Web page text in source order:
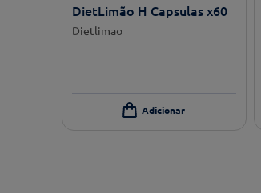
DietLimão H Capsulas x60
Dietlimao